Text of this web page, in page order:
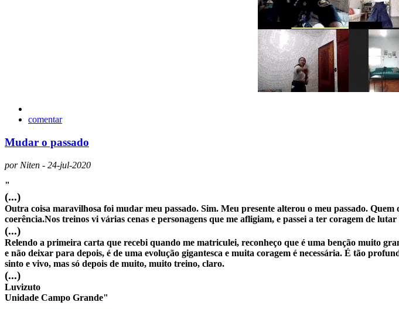
comentar
Mudar o passado
por Niten - 24-jul-2020
"
(...)
Outra coisa maravilhosa foi mudar meu passado. Sim. Meu presente alterou o meu passado.
coerência.Nos treinos vi várias cenas e personagens que me afligiam, e passei a ter coragem de
(...)
Relendo a primeira carta que recebi quando me matriculei, reconheço que é uma benção muito
e não deixar para depois, é de uma evolução gigantesca e muita coragem é necessária. É tão
sinto e vivo, mas só depois de muito, muito treino, claro.
(...)
Luvizuto
Unidade Campo Grande"